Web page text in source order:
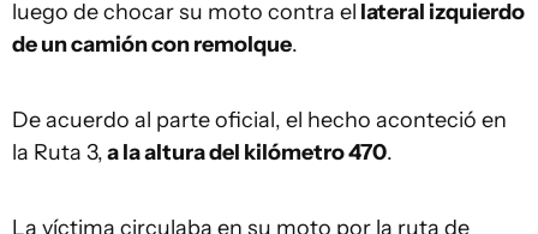
luego de chocar su moto contra el lateral izquierdo
de un camión con remolque.
De acuerdo al parte oficial, el hecho aconteció en
la Ruta 3,a la altura del kilómetro 470.
La víctima circulaba en su moto por la ruta de